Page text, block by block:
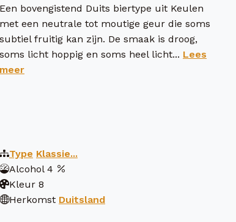
Een bovengistend Duits biertype uit Keulen
met een neutrale tot moutige geur die soms
subtiel fruitig kan zijn. De smaak is droog,
soms licht hoppig en soms heel licht... Lees
meer
Type Klassie...
Alcohol 4
Kleur 8
Herkomst Duitsland